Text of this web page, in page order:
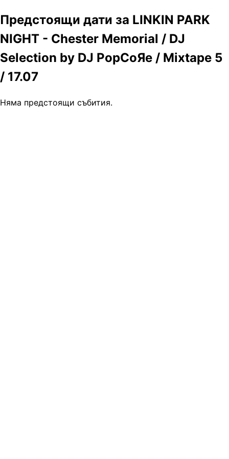
Предстоящи дати за LINKIN PARK
NIGHT - Chester Memorial / DJ
Selection by DJ PopCоЯе / Mixtape 5
/ 17.07
Няма предстоящи събития.